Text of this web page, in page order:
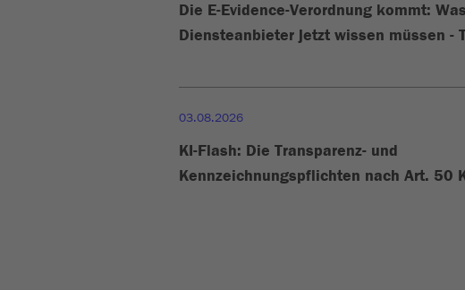
Die E-Evidence-Verordnung kommt: Was
Diensteanbieter jetzt wissen müssen -
03.08.2026
KI-Flash: Die Transparenz- und
Kennzeichnungspflichten nach Art. 50